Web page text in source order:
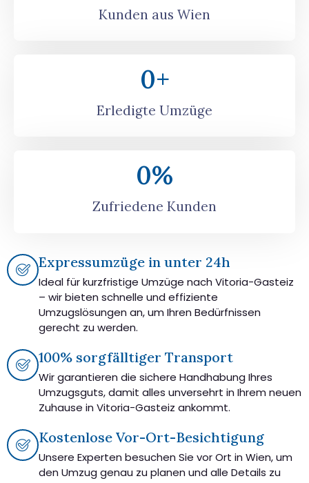
Kunden aus Wien
Erledigte Umzüge
0+
Zufriedene Kunden
0%
Expressumzüge in unter 24h
Ideal für kurzfristige Umzüge nach Vitoria-Gasteiz
– wir bieten schnelle und effiziente
Umzugslösungen an, um Ihren Bedürfnissen
gerecht zu werden.
100% sorgfälltiger Transport
Wir garantieren die sichere Handhabung Ihres
Umzugsguts, damit alles unversehrt in Ihrem neuen
Zuhause in Vitoria-Gasteiz ankommt.
Kostenlose Vor-Ort-Besichtigung
Unsere Experten besuchen Sie vor Ort in Wien, um
den Umzug genau zu planen und alle Details zu